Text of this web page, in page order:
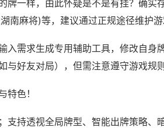
牌一样，由此怀疑是不是有挂？确实
南麻将)等，建议通过正规途径维护游
入需求生成专用辅助工具，修改自身
与好友对局），但需注意遵守游戏规
特色！
支持透视全局牌型、智能出牌策略、